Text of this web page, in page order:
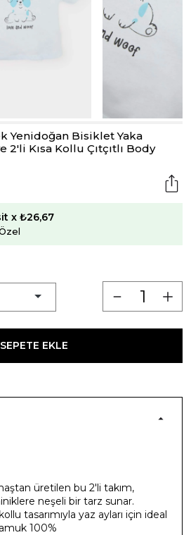
Yenidoğan Bisiklet Yaka
2'li Kısa Kollu Çıtçıtlı Body
x ₺26,67
SEPETE EKLE
üretilen bu 2'li takım,
neşeli bir tarz sunar.
tasarımıyla yaz ayları için ideal
100%